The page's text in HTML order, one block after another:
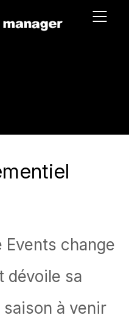
Events change
dévoile sa
à venir